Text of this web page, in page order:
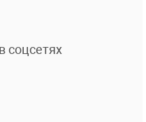
соцсетях